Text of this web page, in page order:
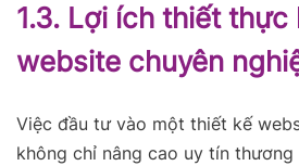
1.3. Lợi ích thiết thực
website chuyên
Việc đầu tư vào một thiết kế
không chỉ nâng cao uy tín thương